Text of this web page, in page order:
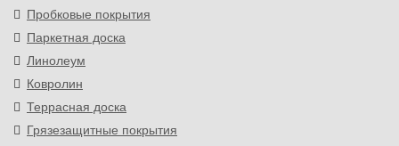
Пробковые покрытия
Паркетная доска
Линолеум
Ковролин
Террасная доска
Грязезащитные покрытия